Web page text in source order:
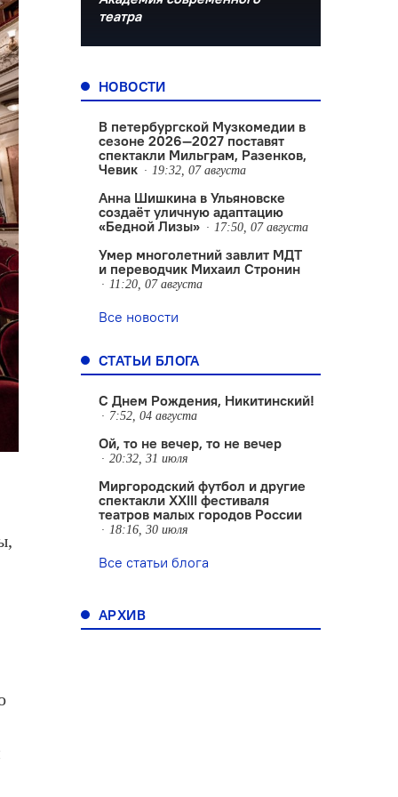
театра
НОВОСТИ
В петербургской Музкомедии в
сезоне 2026—2027 поставят
спектакли Мильграм, Разенков,
Чевик
19:32, 07 августа
Анна Шишкина в Ульяновске
создаëт уличную адаптацию
«Бедной Лизы»
17:50, 07 августа
Умер многолетний завлит МДТ
и переводчик Михаил Стронин
11:20, 07 августа
Все новости
СТАТЬИ БЛОГА
С Днем Рождения, Никитинский!
7:52, 04 августа
Ой, то не вечер, то не вечер
20:32, 31 июля
Миргородский футбол и другие
спектакли XXIII фестиваля
театров малых городов России
18:16, 30 июля
Все статьи блога
АРХИВ